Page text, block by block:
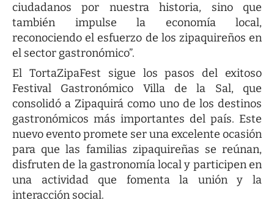
ciudadanos por nuestra historia, sino que
también impulse la economía local,
reconociendo el esfuerzo de los zipaquireños en
el sector gastronómico”.
El TortaZipaFest sigue los pasos del exitoso
Festival Gastronómico Villa de la Sal, que
consolidó a Zipaquirá como uno de los destinos
gastronómicos más importantes del país. Este
nuevo evento promete ser una excelente ocasión
para que las familias zipaquireñas se reúnan,
disfruten de la gastronomía local y participen en
una actividad que fomenta la unión y la
interacción social.